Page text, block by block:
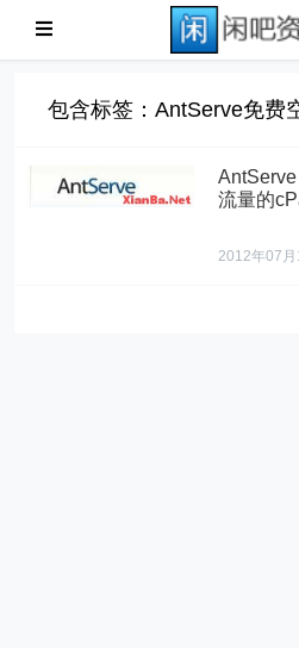
包含标签：AntServe免费
AntServe
流量的
2012年07月